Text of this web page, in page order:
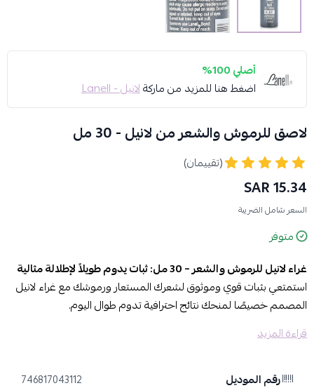
أصلي 100%
اضغط هنا للمزيد من ماركةلانيل - Lanell
لاصق للرموش والشعر من لانيل - 30 مل
(تقييمان)
15.34 SAR
السعر شامل الضريبة
متوفر
غراء لانيل للرموش والشعر – 30 مل: ثبات يدوم طويلاً لإطلالة مثالية
استمتعي بثبات قوي وموثوق لشعرك المستعار ورموشك مع غراء لانيل
المصمم خصيصًا لمنحك نتائج احترافية تدوم طوال اليوم.
مميزات غراء لانيل:
الاصطناعية والشعر المستعار أو الوصلات.
قراءة المزيد
رقم الموديل 746817043112